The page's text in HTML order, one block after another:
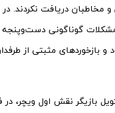
و مخاطبان دریافت نکردند.
گوناگونی دست‌و‌پنجه
مثبتی از
بازیگر نقش اول ویچر،